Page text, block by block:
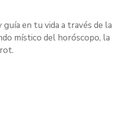
guía en tu vida a través de la
místico del horóscopo, la